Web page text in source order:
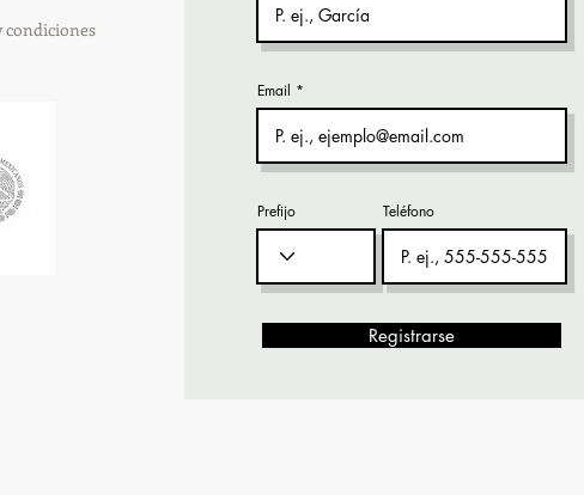
condiciones
Email
Prefijo Teléfono
Registrarse